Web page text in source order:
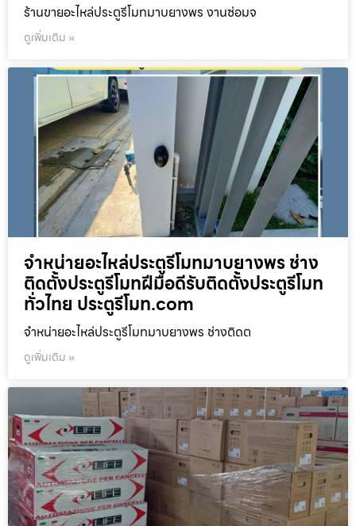
ร้านขายอะไหล่ประตูรีโมทมาบยางพร งานซ่อมจ
ดูเพิ่มเติม »
จำหน่ายอะไหล่ประตูรีโมทมาบยางพร ช่าง
ติดตั้งประตูรีโมทฝีมือดีรับติดตั้งประตูรีโมท
ทั่วไทย ประตูรีโมท.com
จำหน่ายอะไหล่ประตูรีโมทมาบยางพร ช่างติดต
ดูเพิ่มเติม »